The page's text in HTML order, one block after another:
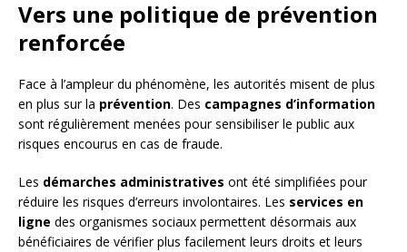
Vers une politique de prévention
renforcée
Face à l’ampleur du phénomène, les autorités misent de plus
en plus sur la prévention. Des campagnes d’information
sont régulièrement menées pour sensibiliser le public aux
risques encourus en cas de fraude.
Les démarches administratives ont été simplifiées pour
réduire les risques d’erreurs involontaires. Les services en
ligne des organismes sociaux permettent désormais aux
bénéficiaires de vérifier plus facilement leurs droits et leurs